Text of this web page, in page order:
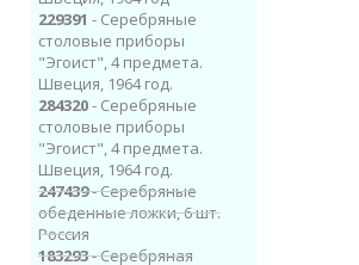
229391 - Cеребряные
столовые приборы
"Эгоист", 4 предмета.
Швеция, 1964 год.
284320- Cеребряные
столовые приборы
"Эгоист", 4 предмета.
Швеция, 1964 год.
247439- Серебряные
обеденные ложки, 6 шт.
Россия
183293- Серебряная